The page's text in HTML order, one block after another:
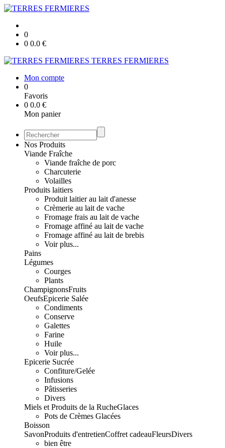
0
0 0.0 €
TERRES FERMIERES
Mon compte
0
Favoris
0 0.0 €
Mon panier
Nos Produits
Viande Fraîche
Viande fraîche de porc
Charcuterie
Volailles
Produits laitiers
Produit laitier au lait d'anesse
Crèmerie au lait de vache
Fromage frais au lait de vache
Fromage affiné au lait de vache
Fromage affiné au lait de brebis
Voir plus...
Pains
Légumes
Courges
Plants
ChampignonsFruits
OeufsEpicerie Salée
Condiments
Conserve
Galettes
Farine
Huile
Voir plus...
Epicerie Sucrée
Confiture/Gelée
Infusions
Pâtisseries
Divers
Miels et Produits de la RucheGlaces
Pots de Crèmes Glacées
Boisson
SavonProduits d'entretienCoffret cadeauFleursDivers
bien être